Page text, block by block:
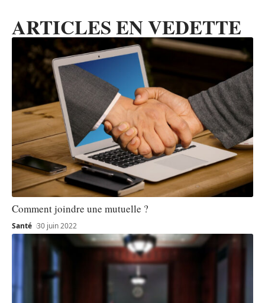
ARTICLES EN VEDETTE
Comment joindre une mutuelle ?
Santé 30 juin 2022